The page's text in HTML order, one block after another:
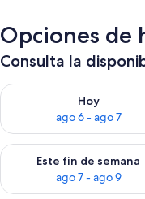
Opciones de
Consulta la
Hoy
ago 6 - ago 7
Consulta la
Este fin de semana
ago 7 - ago 9
Consulta la